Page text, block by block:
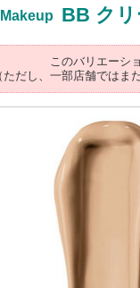
BB クリ
このバリエーシ
ただし、一部店舗ではま